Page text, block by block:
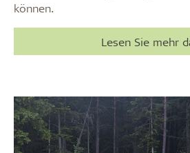
können.
Lesen Sie mehr